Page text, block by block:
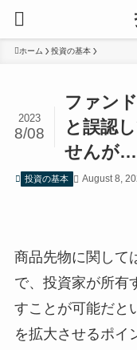
ホーム 投資の基本
ファン
と誤認
せんが…
2023
8/08
投資の基本 August 8,
商品先物に関して
で、投資家が所有
すことが可能だと
を拡大させるポイ